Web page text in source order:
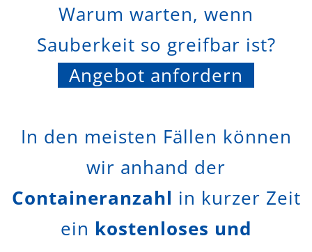
Warum warten, wenn
Sauberkeit so greifbar ist?
Angebot anfordern
In den meisten Fällen können
wir anhand der
Containeranzahl in kurzer Zeit
ein kostenloses und